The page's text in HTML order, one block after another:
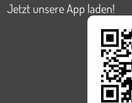
Jetzt unsere App laden!